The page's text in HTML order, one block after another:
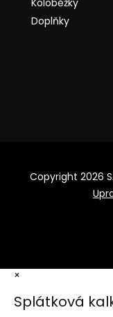
Doplňky
Copyright 2026
×
Splátková